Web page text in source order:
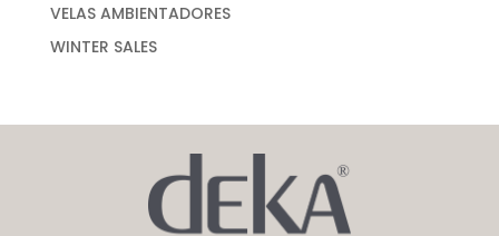
VELAS AMBIENTADORES
WINTER SALES